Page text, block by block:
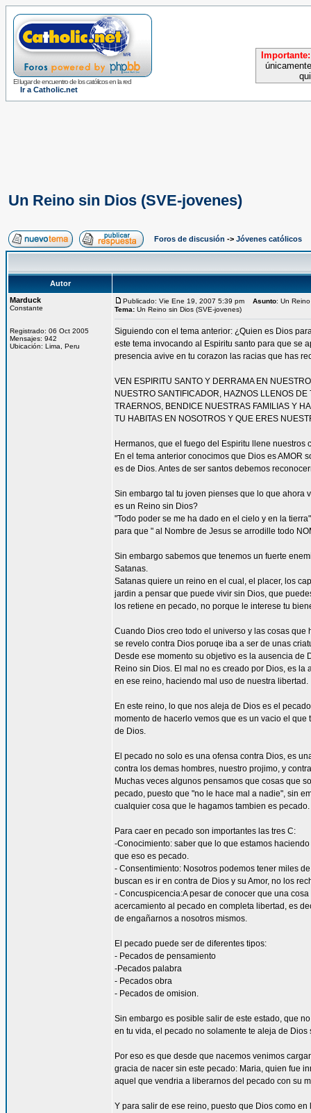
El lugar de encuentro de los católicos en la red
Ir a Catholic.net
Importante:
Un Reino sin Dios (SVE-jovenes)
Foros de discusión -> Jóvenes católicos
Autor
Marduck
Constante
Registrado: 06 Oct 2005
Mensajes: 942
Ubicación: Lima, Peru
Publicado: Vie Ene 19, 2007 5:39 pm Asunto: Un
Tema: Un Reino sin Dios (SVE-jovenes)
Siguiendo con el tema anterior: ¿Quien es Dios
este tema invocando al Espiritu santo para que se
presencia avive en tu corazon las racias que has
VEN ESPIRITU SANTO Y DERRAMA EN
NUESTRO SANTIFICADOR, HAZNOS LLENOS
TRAERNOS, BENDICE NUESTRAS FAMILIAS Y
TU HABITAS EN NOSOTROS Y QUE ERES
Hermanos, que el fuego del Espiritu llene
En el tema anterior conocimos que Dios es
es de Dios. Antes de ser santos debemos
Sin embargo tal tu joven pienses que lo que ahora
es un Reino sin Dios?
"Todo poder se me ha dado en el cielo y en la
para que " al Nombre de Jesus se arrodille todo
Sin embargo sabemos que tenemos un fuerte
Satanas.
Satanas quiere un reino en el cual, el placer, los
jardin a pensar que puede vivir sin Dios, que
los retiene en pecado, no porque le interese tu
Cuando Dios creo todo el universo y las cosas
se revelo contra Dios poruqe iba a ser de unas
Desde ese momento su objetivo es la ausencia
Reino sin Dios. El mal no es creado por Dios, es
en ese reino, haciendo mal uso de nuestra libertad.
En este reino, lo que nos aleja de Dios es el
momento de hacerlo vemos que es un vacio el
de Dios.
El pecado no solo es una ofensa contra Dios, es
contra los demas hombres, nuestro projimo, y
Muchas veces algunos pensamos que cosas que
pecado, puesto que "no le hace mal a nadie", sin
cualquier cosa que le hagamos tambien es pecado.
Para caer en pecado son importantes las tres C:
-Conocimiento: saber que lo que estamos
que eso es pecado.
- Consentimiento: Nosotros podemos tener miles
buscan es ir en contra de Dios y su Amor, no los
- Concuspicencia:A pesar de conocer que una
acercamiento al pecado en completa libertad, es
de engañarnos a nosotros mismos.
El pecado puede ser de diferentes tipos:
- Pecados de pensamiento
-Pecados palabra
- Pecados obra
- Pecados de omision.
Sin embargo es posible salir de este estado, que
en tu vida, el pecado no solamente te aleja de
Por eso es que desde que nacemos venimos
gracia de nacer sin este pecado: Maria, quien fue
aquel que vendria a liberarnos del pecado con su
Y para salir de ese reino, puesto que Dios como